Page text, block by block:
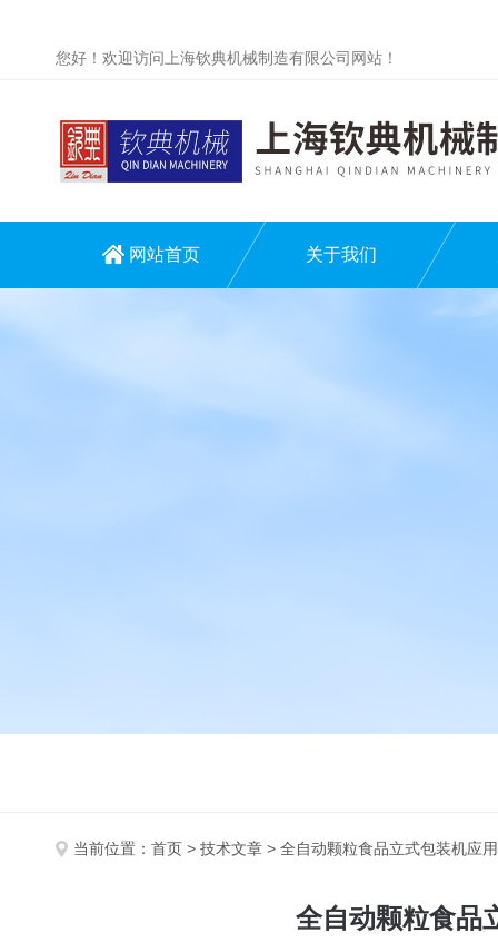
您好！欢迎访问上海钦典机械制造有限公司网站！
网站首页 关于我们
当前位置： 首页 > 技术文章 > 全自动颗粒食品立式包装机应
全自动颗粒食品